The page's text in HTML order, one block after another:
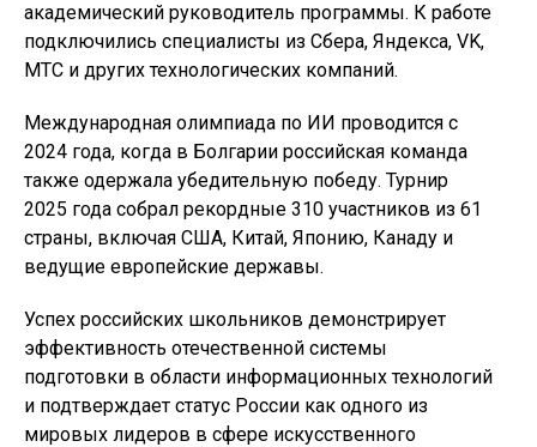
академический руководитель программы. К работе
подключились специалисты из Сбера, Яндекса, VK,
МТС и других технологических компаний.
Международная олимпиада по ИИ проводится с
2024 года, когда в Болгарии российская команда
также одержала убедительную победу. Турнир
2025 года собрал рекордные 310 участников из 61
страны, включая США, Китай, Японию, Канаду и
ведущие европейские державы.
Успех российских школьников демонстрирует
эффективность отечественной системы
подготовки в области информационных технологий
и подтверждает статус России как одного из
мировых лидеров в сфере искусственного